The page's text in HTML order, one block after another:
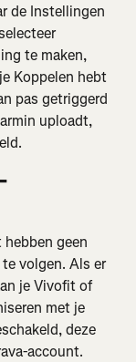
de Instellingen
te maken,
Koppelen hebt
pas getriggerd
uploadt,
geen
volgen. Als er
je Vivofit of
met je
deze
account.